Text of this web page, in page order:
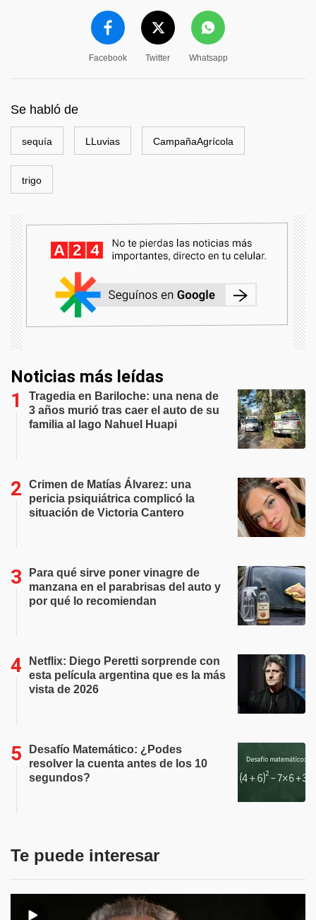
Facebook Twitter Whatsapp
Se habló de
sequía LLuvias CampañaAgrícola
trigo
Noticias más leídas
Tragedia en Bariloche: una nena de
3 años murió tras caer el auto de su
familia al lago Nahuel Huapi
Crimen de Matías Álvarez: una
pericia psiquiátrica complicó la
situación de Victoria Cantero
Para qué sirve poner vinagre de
manzana en el parabrisas del auto y
por qué lo recomiendan
Netflix: Diego Peretti sorprende con
esta película argentina que es la más
vista de 2026
Desafío Matemático: ¿Podes
resolver la cuenta antes de los 10
segundos?
Te puede interesar